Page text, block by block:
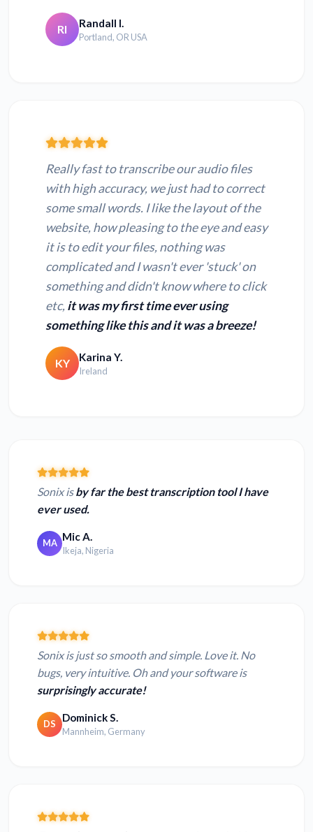
RI Randall I.
Portland, OR USA
Really fast to transcribe our audio files
with high accuracy, we just had to correct
some small words. I like the layout of the
website, how pleasing to the eye and easy
it is to edit your files, nothing was
complicated and I wasn't ever 'stuck' on
something and didn't know where to click
etc, it was my first time ever using
something like this and it was a breeze!
KY Karina Y.
Ireland
Sonix isby far the best transcription tool I have
ever used.
MA Mic A.
Ikeja, Nigeria
Sonix is just so smooth and simple. Love it. No
bugs, very intuitive. Oh and your software is
surprisingly accurate!
DS Dominick S.
Mannheim, Germany